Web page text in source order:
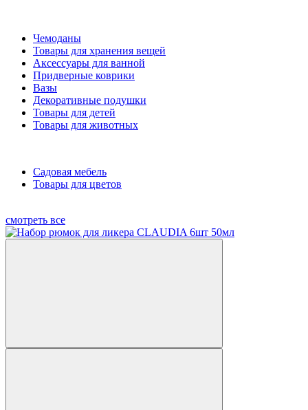
Чемоданы
Товары для хранения вещей
Аксессуары для ванной
Придверные коврики
Вазы
Декоративные подушки
Товары для детей
Товары для животных
Садовая мебель
Товары для цветов
смотреть все